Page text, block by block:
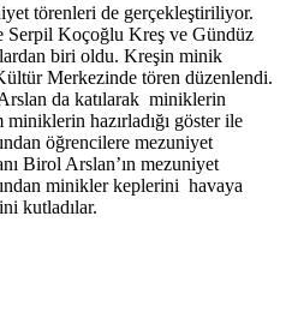
törenleri de gerçekleştiriliyor.
Serpil Koçoğlu Kreş ve Gündüz
biri oldu. Kreşin minik
Merkezinde tören düzenlendi.
da katılarak miniklerin
hazırladığı göster ile
öğrencilere mezuniyet
Birol Arslan’ın mezuniyet
minikler keplerini havaya
kutladılar.